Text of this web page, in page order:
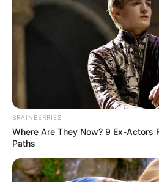
BRAINBERRIES
Where Are They Now? 9 Ex-Actors
Paths